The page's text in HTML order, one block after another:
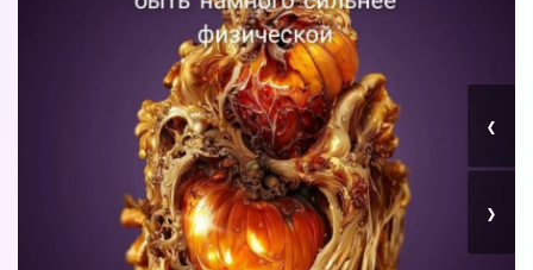
‹
›
Вы можете получать информацию во
снах (проверено более 100000
участниками)